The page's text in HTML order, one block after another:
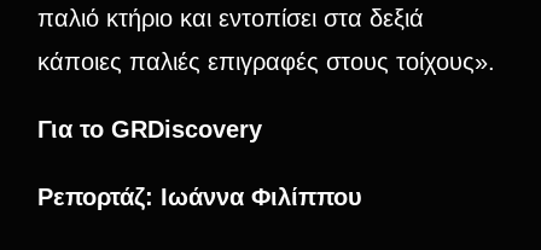
παλιό κτήριο και εντοπίσει στα δεξιά
κάποιες παλιές επιγραφές στους τοίχους».
Για το GRDiscovery
Ρεπορτάζ: Ιωάννα Φιλίππου